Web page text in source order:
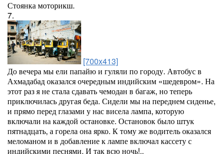
Стоянка моторикш.
7.
[700x413]
До вечера мы ели папайю и гуляли по городу. Автобус в
Ахмадабад оказался очередным индийским «шедевром». На
этот раз я не стала сдавать чемодан в багаж, но теперь
приключилась другая беда. Сидели мы на переднем сиденье,
и прямо перед глазами у нас висела лампа, которую
включали на каждой остановке. Остановок было штук
пятнадцать, а горела она ярко. К тому же водитель оказался
меломаном и в добавление к лампе включал кассету с
индийскими песнями. И так всю ночь!..